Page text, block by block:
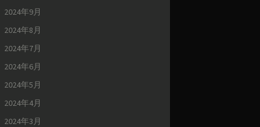
2024年9月
2024年8月
2024年7月
2024年6月
2024年5月
2024年4月
2024年3月